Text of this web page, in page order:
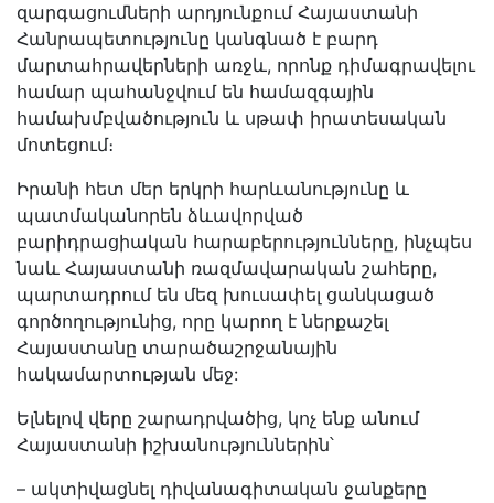
զարգացումների արդյունքում Հայաստանի
Հանրապետությունը կանգնած է բարդ
մարտահրավերների առջև, որոնք դիմագրավելու
համար պահանջվում են համազգային
համախմբվածություն և սթափ իրատեսական
մոտեցում։
Իրանի հետ մեր երկրի հարևանությունը և
պատմականորեն ձևավորված
բարիդրացիական հարաբերությունները, ինչպես
նաև Հայաստանի ռազմավարական շահերը,
պարտադրում են մեզ խուսափել ցանկացած
գործողությունից, որը կարող է ներքաշել
Հայաստանը տարածաշրջանային
հակամարտության մեջ:
Ելնելով վերը շարադրվածից, կոչ ենք անում
Հայաստանի իշխանություններին՝
– ակտիվացնել դիվանագիտական ջանքերը